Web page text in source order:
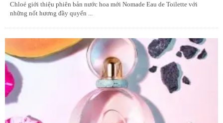
Chloé giới thiệu phiên bản nước hoa mới Nomade Eau de Toilette với
những nốt hương đầy quyến ...